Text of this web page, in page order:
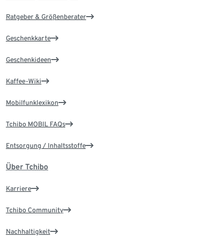
Ratgeber & Größenberater
Geschenkkarte
Geschenkideen
Kaffee-Wiki
Mobilfunklexikon
Tchibo MOBIL FAQs
Entsorgung / Inhaltsstoffe
Über Tchibo
Karriere
Tchibo Community
Nachhaltigkeit